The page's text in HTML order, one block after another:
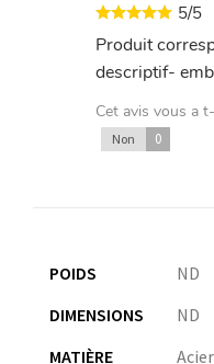
5/5
Produit
descriptif-
Cet avis vous a
Non 0
POIDS
ND
DIMENSIONS
ND
MATIÈRE
Acier